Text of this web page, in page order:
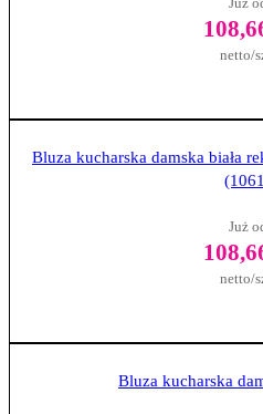
netto/
Bluza kucharska damska biała
Już
netto/
Bluza kucharska